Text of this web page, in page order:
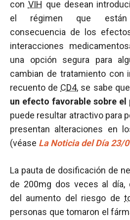
con VIH que desean
el régimen que están
consecuencia de los
interacciones
una opción segura para
cambian de tratamiento con
recuento de CD4, se sabe que
un efecto favorable sobre
puede resultar atractivo para
presentan alteraciones en
(véase La Noticia del Día 23/
La pauta de dosificación de
de 200mg dos veces al día,
del aumento del riesgo de
personas que tomaron el